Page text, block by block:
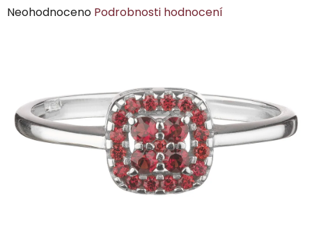
Průměrné
hvězdiček.
Neohodnoceno Podrobnosti hodnocení